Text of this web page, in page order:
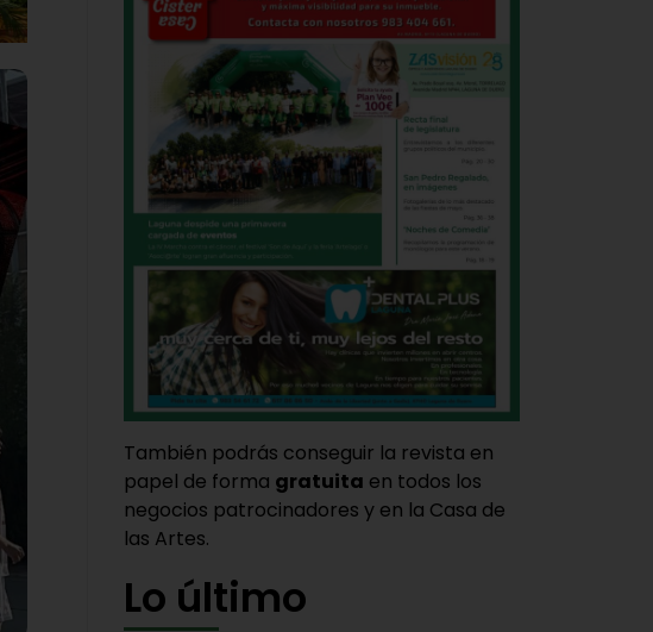
También podrás conseguir la revista en
papel de forma gratuita en todos los
negocios patrocinadores y en la Casa de
las Artes.
Lo último